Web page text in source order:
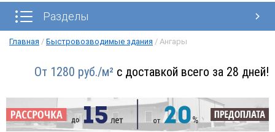
Разделы
Главная / Быстровозводимые здания / Ангары
От 1280 руб./м² с доставкой всего за 28 дней!